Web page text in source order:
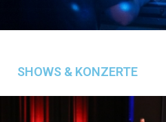
SHOWS & KONZERTE